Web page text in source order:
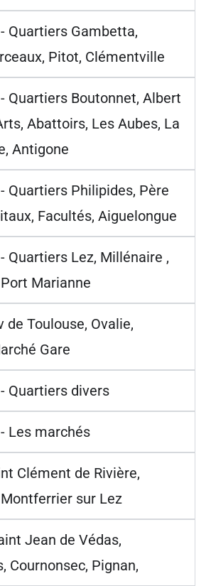
Quartiers Gambetta,
Pitot, Clémentville
Quartiers Boutonnet, Albert
Abattoirs, Les Aubes, La
Antigone
Quartiers Philipides, Père
Facultés, Aiguelongue
Quartiers Lez, Millénaire ,
Marianne
de Toulouse, Ovalie,
Gare
Quartiers divers
Les marchés
Clément de Rivière,
sur Lez
Jean de Védas,
Cournonsec, Pignan,